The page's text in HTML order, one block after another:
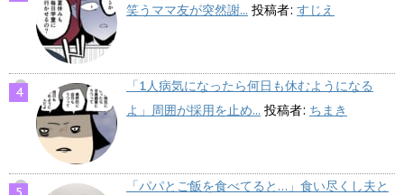
笑うママ友が突然謝... 投稿者: すじえ
「1人病気になったら何日も休むようになる
よ」周囲が採用を止め... 投稿者: ちまき
「パパとご飯を食べてると…」食い尽くし夫と